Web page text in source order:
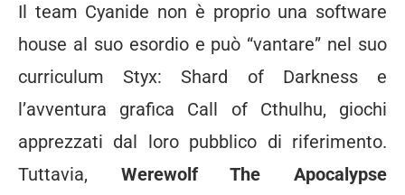
Il team Cyanide non è proprio una software
house al suo esordio e può “vantare” nel suo
curriculum Styx: Shard of Darkness e
l’avventura grafica Call of Cthulhu, giochi
apprezzati dal loro pubblico di riferimento.
Tuttavia, Werewolf The Apocalypse